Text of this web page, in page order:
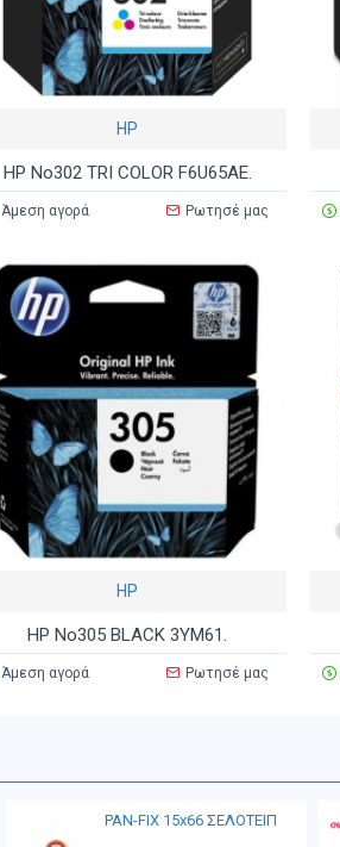
HP
HP No302 TRI COLOR F6U65AE.
Άμεση αγορά Ρωτησέ μας
HP
HP No305 BLACK 3YM61.
Άμεση αγορά Ρωτησέ μας
PAN-FIX 15x66 ΣΕΛΟΤΕΙΠ